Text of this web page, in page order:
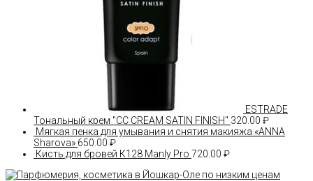
ESTRADE
Тональный крем "СС CREAM SATIN FINISH" 320.00 ₽
Мягкая пенка для умывания и снятия макияжа «ANNA
Sharova» 650.00 ₽
Кисть для бровей К128 Manly Pro 720.00 ₽